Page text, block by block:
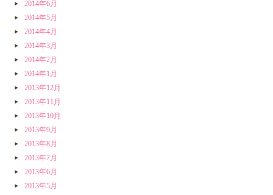
2014年6月
2014年5月
2014年4月
2014年3月
2014年2月
2014年1月
2013年12月
2013年11月
2013年10月
2013年9月
2013年8月
2013年7月
2013年6月
2013年5月